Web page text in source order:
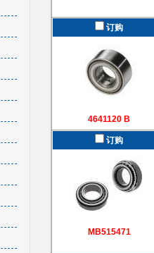
订购
4641120 B
订购
MB515471